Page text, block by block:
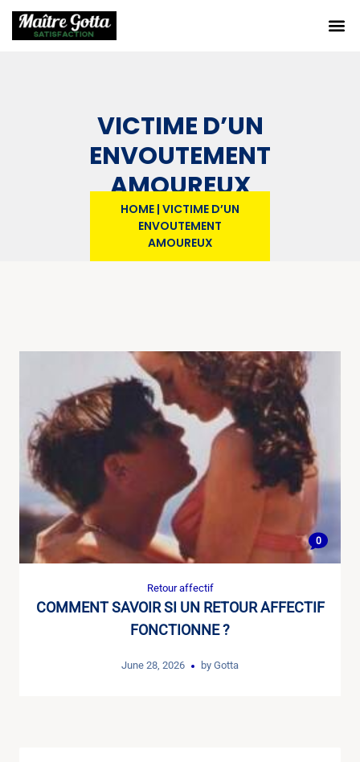
VICTIME D’UN
ENVOUTEMENT
AMOUREUX
HOME | VICTIME D’UN
ENVOUTEMENT
AMOUREUX
0
Retour affectif
COMMENT SAVOIR SI UN RETOUR AFFECTIF
FONCTIONNE ?
June 28, 2026 by Gotta